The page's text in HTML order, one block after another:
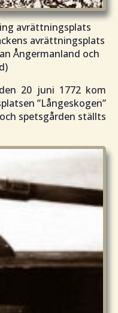
avrättningsplats
avrättningsplats
Ångermanland och
20 juni 1772 kom
”Långeskogen”
spetsgården ställts